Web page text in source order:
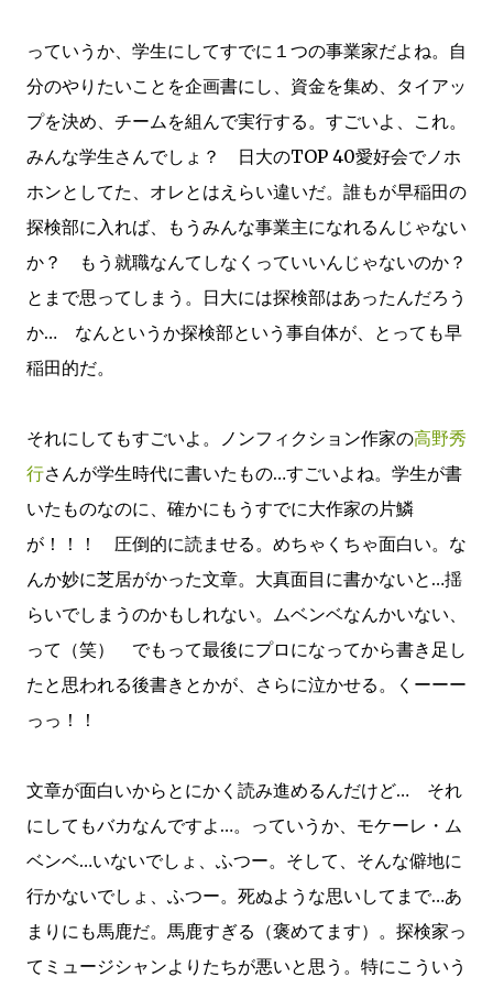
っていうか、学生にしてすでに１つの事業家だよね。自
分のやりたいことを企画書にし、資金を集め、タイアッ
プを決め、チームを組んで実行する。すごいよ、これ。
みんな学生さんでしょ？ 日大のTOP 40愛好会でノホ
ホンとしてた、オレとはえらい違いだ。誰もが早稲田の
探検部に入れば、もうみんな事業主になれるんじゃない
か？ もう就職なんてしなくっていいんじゃないのか？
とまで思ってしまう。日大には探検部はあったんだろう
か… なんというか探検部という事自体が、とっても早
稲田的だ。
それにしてもすごいよ。ノンフィクション作家の高野秀
行さんが学生時代に書いたもの…すごいよね。学生が書
いたものなのに、確かにもうすでに大作家の片鱗
が！！！ 圧倒的に読ませる。めちゃくちゃ面白い。な
んか妙に芝居がかった文章。大真面目に書かないと…揺
らいでしまうのかもしれない。ムベンベなんかいない、
って（笑） でもって最後にプロになってから書き足し
たと思われる後書きとかが、さらに泣かせる。くーーー
っっ！！
文章が面白いからとにかく読み進めるんだけど… それ
にしてもバカなんですよ…。っていうか、モケーレ・ム
ベンベ…いないでしょ、ふつー。そして、そんな僻地に
行かないでしょ、ふつー。死ぬような思いしてまで…あ
まりにも馬鹿だ。馬鹿すぎる（褒めてます）。探検家っ
てミュージシャンよりたちが悪いと思う。特にこういう